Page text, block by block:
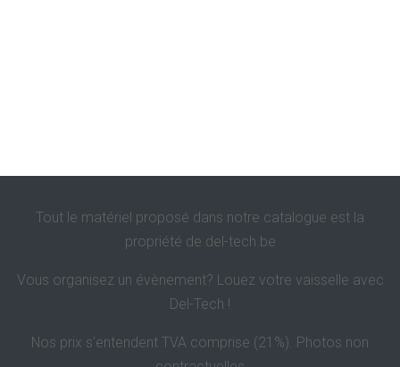
Tout le matériel proposé dans notre catalogue est la
propriété de del-tech.be
Vous organisez un évènement? Louez votre vaisselle avec
Del-Tech !
Nos prix s'entendent TVA comprise (21%). Photos non